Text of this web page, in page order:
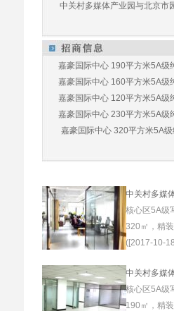
中关村多媒体产业园与北京市
嘉豪国际中心 190平方米5A级
嘉豪国际中心 160平方米5A级
嘉豪国际中心 120平方米5A级
嘉豪国际中心 230平方米5A级
嘉豪国际中心 320平方米5A
中关村多媒
核心区5A级
320㎡，精
([2017-10-
中关村多媒
核心区5A级
190㎡，精